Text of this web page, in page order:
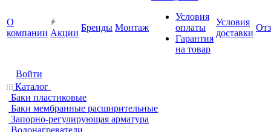
О
компании Акции
Бренды Монтаж
Условия
оплаты
Гарантия
на товар
Условия
доставки
Войти
Каталог
Баки пластиковые
Баки мембранные расширительные
Запорно-регулирующая арматура
Водонагреватели